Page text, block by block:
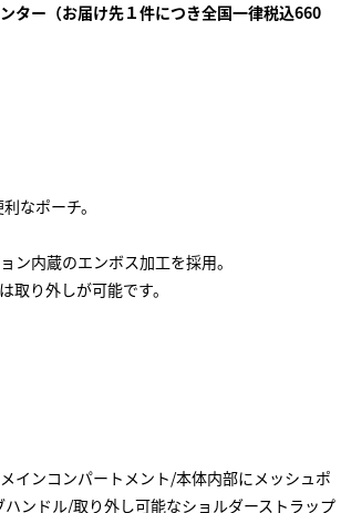
ター（お届け先１件につき全国一律税込660
なポーチ。
ン内蔵のエンボス加工を採用。
取り外しが可能です。
インコンパートメント/本体内部にメッシュポ
ンドル/取り外し可能なショルダーストラップ